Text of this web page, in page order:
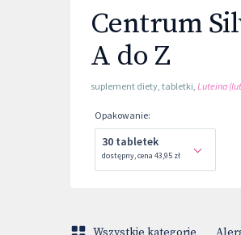
Centrum
A do Z
suplement diety, tabletki, Luteina
Opakowanie:
30 tabletek
dostępny,cena 43,95 zł